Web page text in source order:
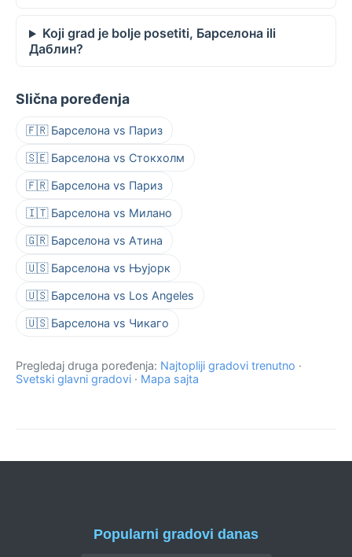
Koji grad je bolje posetiti, Барселона ili
Даблин?
Slična poređenja
🇫🇷 Барселона vs Париз
🇸🇪 Барселона vs Стокхолм
🇫🇷 Барселона vs Париз
🇮🇹 Барселона vs Милано
🇬🇷 Барселона vs Атина
🇺🇸 Барселона vs Њујорк
🇺🇸 Барселона vs Los Angeles
🇺🇸 Барселона vs Чикаго
Pregledaj druga poređenja: Najtopliji gradovi trenutno ·
Svetski glavni gradovi · Mapa sajta
Popularni gradovi danas